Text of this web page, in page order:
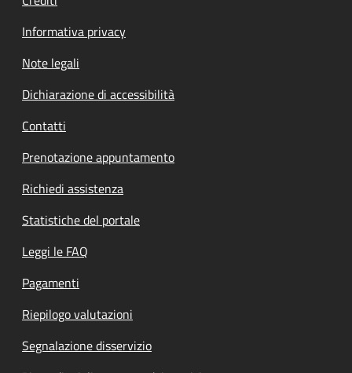
Informativa privacy
Note legali
Dichiarazione di accessibilità
Contatti
Prenotazione appuntamento
Richiedi assistenza
Statistiche del portale
Leggi le FAQ
Pagamenti
Riepilogo valutazioni
Segnalazione disservizio